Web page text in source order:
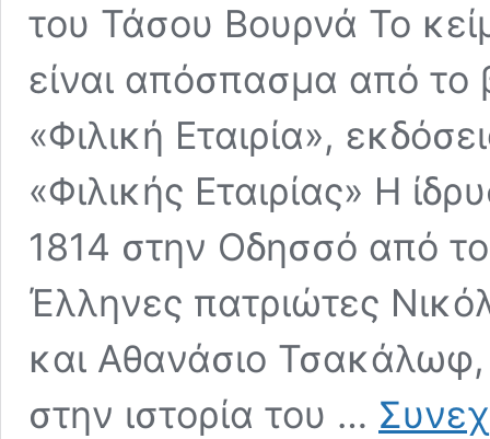
του Τάσου Βουρνά Το
είναι απόσπασμα από το
«Φιλική Εταιρία»,
«Φιλικής Εταιρίας» Η
1814 στην Οδησσό από
Έλληνες πατριώτες
και Αθανάσιο Τσακάλωφ,
στην ιστορία του …